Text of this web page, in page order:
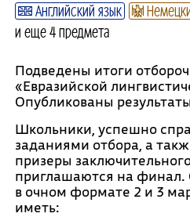
Английский язык
и еще 4 предмета
Подведены итоги
«Евразийской
Опубликованы
Школьники, успешно
заданиями отбора, а
призеры
приглашаются на финал.
в очном формате 2 и 3
иметь: